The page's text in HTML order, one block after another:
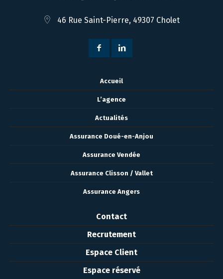
46 Rue Saint-Pierre, 49307 Cholet
Accueil
L’agence
Actualités
Assurance Doué-en-Anjou
Assurance Vendée
Assurance Clisson / Vallet
Assurance Angers
Contact
Recrutement
Espace Client
Espace réservé